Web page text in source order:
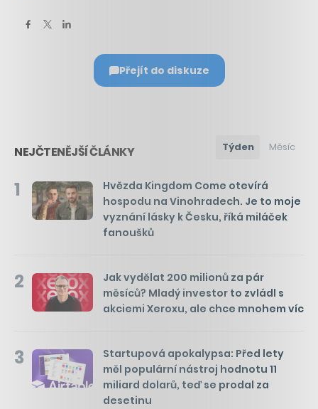
Přejít do diskuze
NEJČTENĚJŠÍ ČLÁNKY Týden Měsíc
1
Hvězda Kingdom Come otevírá
hospodu na Vinohradech. Je to moje
vyznání lásky k Česku, říká miláček
fanoušků
2
Jak vydělat 200 milionů za pár
měsíců? Mladý investor to zvládl s
akciemi Xeroxu, ale chce mnohem víc
3
Startupová apokalypsa: Před lety
měl populární nástroj hodnotu 11
miliard dolarů, teď se prodal za
desetinu